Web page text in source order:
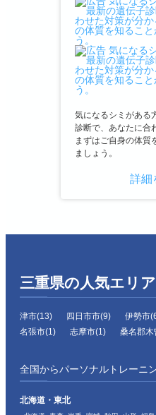
気になるシミがある
診断で、あなたに合
まずはご自身の体質
ましょう。
詳細
三重県の人気エリア
津市(13) 四日市市(9) 伊勢市
名張市(1)
志摩市(1) 桑名郡
全国からパーソナルトレーニ
北海道・東北